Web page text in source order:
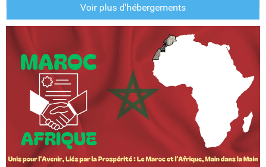
Voir plus d'hébergements